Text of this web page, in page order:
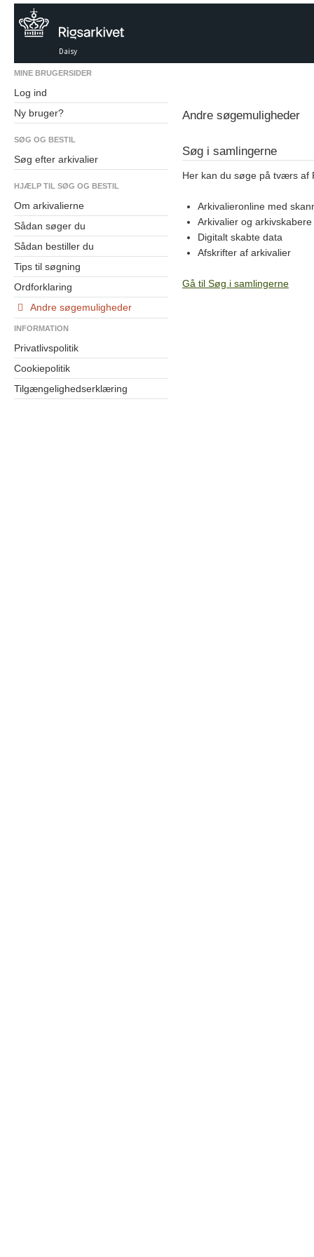
Daisy
MINE BRUGERSIDER
Log ind
Ny bruger?
SØG OG BESTIL
Søg efter arkivalier
HJÆLP TIL SØG OG BESTIL
Om arkivalierne
Sådan søger du
Sådan bestiller du
Tips til søgning
Ordforklaring
Andre søgemuligheder
INFORMATION
Privatlivspolitik
Cookiepolitik
Tilgængelighedserklæring
Andre søgemuligheder
Søg i samlingerne
Her kan du søge på tværs af
Arkivalieronline med
Arkivalier og arkivskabere
Digitalt skabte data
Afskrifter af arkivalier
Gå til Søg i samlingerne